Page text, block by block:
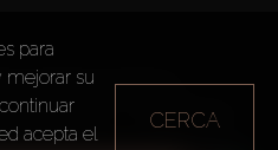
los derechos reservados
de privacidad Mapa del sitio
para
mejorar su
acepta el
CERCA